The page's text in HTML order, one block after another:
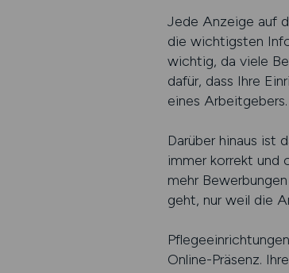
Jede Anzeige auf
die wichtigsten
wichtig, da viele
dafür, dass Ihre
eines Arbeitgebers.
Darüber hinaus ist
immer korrekt und
mehr
geht, nur weil die
Online-Präsenz.